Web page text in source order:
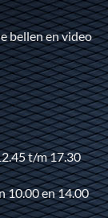
bellen en video
t/m 17.30
10.00 en 14.00